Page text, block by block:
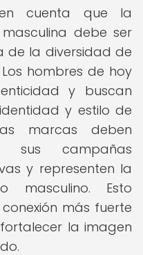
cuenta que la
debe ser
de la diversidad de
hombres de hoy
y buscan
y estilo de
marcas deben
sus campañas
y representen la
masculino. Esto
más fuerte
la imagen